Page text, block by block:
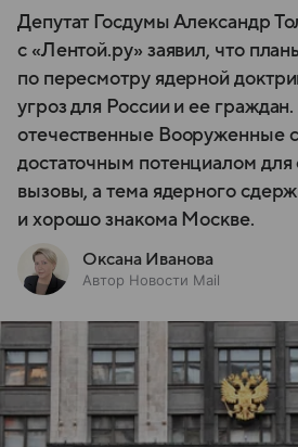
Депутат Госдумы Александр
с «Лентой.ру» заявил, что
по пересмотру ядерной
угроз для России и ее
отечественные Вооруженные
достаточным потенциалом
вызовы, а тема ядерного
и хорошо знакома Москве.
Оксана Иванова
Автор Новости Mail